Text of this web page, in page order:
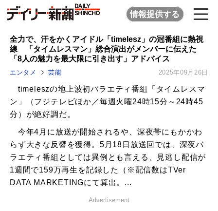
情報提供する
全力で、汗をかくアイドル「timelesz」の冠番組に熱視
線 「タイムレスマン」総合演出がメンバーに伝えた
「8人の魅力を最大限に引き出す」アドバイス
エンタメ 芸能 2025年09月26日
timeleszの地上波初バラエティ番組「タイムレスマ
ン」（フジテレビほか／毎週火曜24時15分～24時45
分）が絶好調だ。
今年4月に放送が開始されるや、深夜帯にもかかわ
らず大きな反響を獲得。5月18日放送回では、深夜バ
ラエティ番組としては異例とも言える、見逃し配信が
1週間で159万再生を記録した（※配信数はTVer
DATA MARKETINGにて算出。...
Advertisement